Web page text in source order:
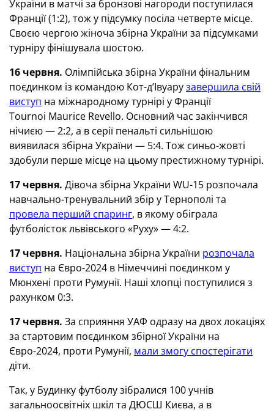
України в матчі за бронзові нагороди поступилася
Франції (1:2), тож у підсумку посіла четверте місце.
Своєю чергою жіноча збірна України за підсумками
турніру фінішувала шостою.
16 червня. Олімпійська збірна України фінальним
поєдинком із командою Кот-д’Івуарузавершила свій
виступ на міжнародному турнірі у Франції
Tournoi Maurice Revello. Основний час закінчився
нічиєю — 2:2, а в серії пенальті сильнішою
виявилася збірна України — 5:4. Тож синьо-жовті
здобули перше місце на цьому престижному турнірі.
17 червня. Дівоча збірна України WU-15 розпочала
навчально-тренувальний збір у Тернополі та
провела перший спаринг, в якому обіграла
футболісток львівського «Руху» — 4:2.
17 червня. Національна збірна України розпочала
виступ на Євро-2024 в Німеччині поєдинком у
Мюнхені проти Румунії. Наші хлопці поступилися з
рахунком 0:3.
17 червня. За сприяння УАФ одразу на двох локаціях
за стартовим поєдинком збірної України на
Євро-2024, проти Румунії, мали змогу спостерігати
діти.
Так, у Будинку футболу зібралися 100 учнів
загальноосвітніх шкіл та ДЮСШ Києва, а в